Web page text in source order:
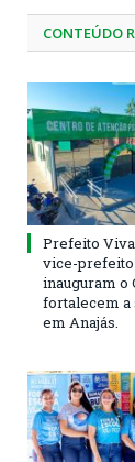
CONTEÚDO
Prefeito
vice-prefeito
inauguram o
fortalecem a
em Anajás.